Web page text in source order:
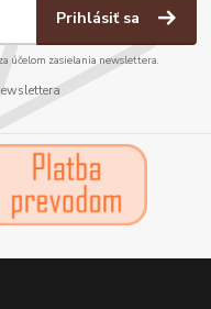
Prihlásiť sa
za účelom zasielania newslettera.